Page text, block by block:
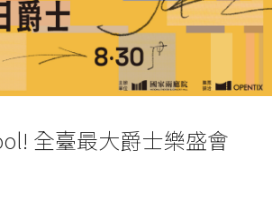
全臺最大爵士樂盛會